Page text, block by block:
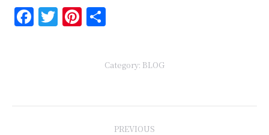
Facebook
Twitter
Pinterest
Category: BLOG
PREVIOUS